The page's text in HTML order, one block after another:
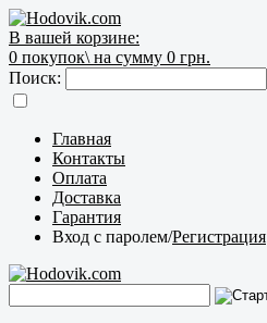
В вашей корзине:
0 покупок\ на сумму 0 грн.
Поиск:
Главная
Контакты
Оплата
Доставка
Гарантия
Вход с паролем/Регистрация